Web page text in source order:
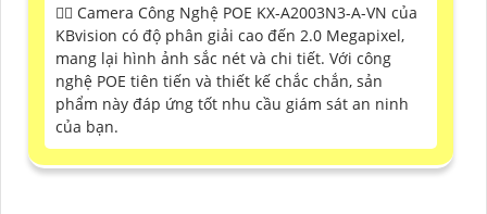
❤️‍💋‍ Camera Công Nghệ POE KX-A2003N3-A-VN của
KBvision có độ phân giải cao đến 2.0 Megapixel,
mang lại hình ảnh sắc nét và chi tiết. Với công
nghệ POE tiên tiến và thiết kế chắc chắn, sản
phẩm này đáp ứng tốt nhu cầu giám sát an ninh
của bạn.